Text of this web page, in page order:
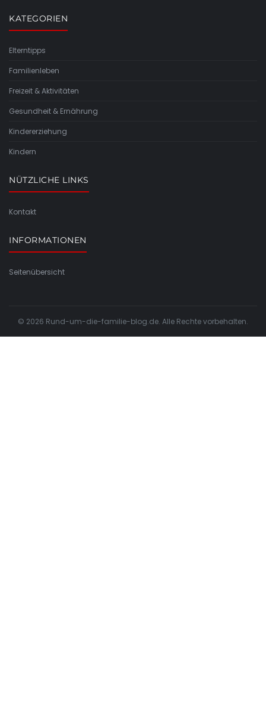
KATEGORIEN
Elterntipps
Familienleben
Freizeit & Aktivitäten
Gesundheit & Ernährung
Kindererziehung
Kindern
NÜTZLICHE LINKS
Kontakt
INFORMATIONEN
Seitenübersicht
© 2026 Rund-um-die-familie-blog.de. Alle Rechte vorbehalten.